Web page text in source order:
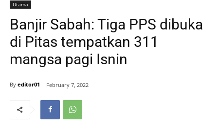
Utama
Banjir Sabah: Tiga PPS dibuka
di Pitas tempatkan 311
mangsa pagi Isnin
By editor01 February 7, 2022